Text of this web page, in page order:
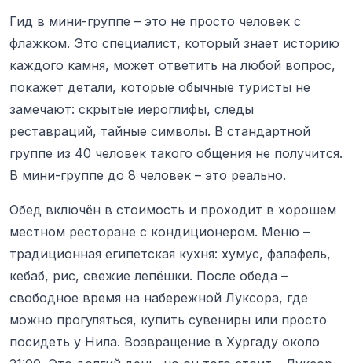
Гид в мини-группе – это не просто человек с
флажком. Это специалист, который знает историю
каждого камня, может ответить на любой вопрос,
покажет детали, которые обычные туристы не
замечают: скрытые иероглифы, следы
реставраций, тайные символы. В стандартной
группе из 40 человек такого общения не получится.
В мини-группе до 8 человек – это реально.
Обед включён в стоимость и проходит в хорошем
местном ресторане с кондиционером. Меню –
традиционная египетская кухня: хумус, фалафель,
кебаб, рис, свежие лепёшки. После обеда –
свободное время на набережной Луксора, где
можно прогуляться, купить сувениры или просто
посидеть у Нила. Возвращение в Хургаду около